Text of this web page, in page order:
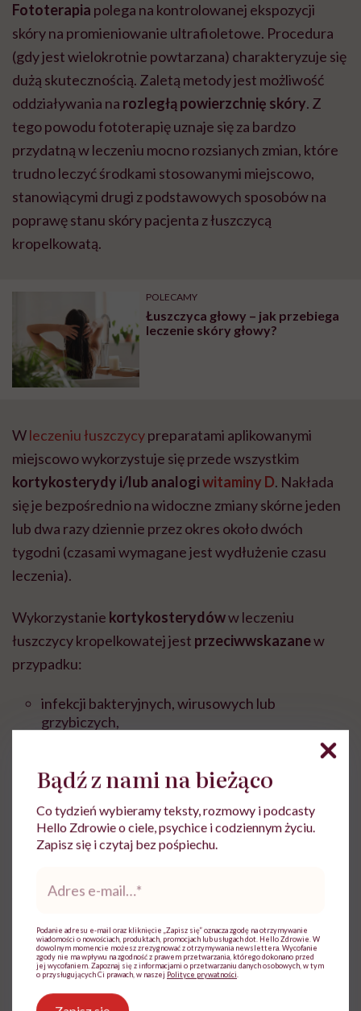
Fototerapia polega na kontrolowanej ekspozycji
skóry na promieniowanie ultrafioletowe. Procedura
(gdy jest wielokrotnie powtarzana) charakteryzuje się
dużą skutecznością. Zaletą metody jest możliwość
oddziaływania na rozległą powierzchnię skóry. Z
tego powodu fototerapię uznaje się za bardzo
przydatną w leczeniu mocno rozsianych zmian, które
trudno leczyć środkami stosowanymi miejscowo,
stanowiącymi drugi z podstawowych sposobów na
poprawę stanu skóry pacjenta z łuszczycą
kropelkowatą.
POLECAMY
Łuszczyca głowy – jak przebiega
leczenie skóry głowy?
Wleczeniu łuszczycypreparatami aplikowanymi
miejscowo wykorzystuje się przede wszystkim
kortykosterydy i/lub analogiwitaminy D. Nakłada
się je bezpośrednio na widoczne zmiany skórne jeden
lub dwa razy dziennie przez okres około dwóch
tygodni (czasami wymagane jest wydłużenie czasu
leczenia).
Wykorzystanie kortykosterydóww leczeniu
łuszczycy kropelkowatej jest przeciwwskazanew
przypadku:
infekcji bakteryjnych, wirusowych lub
grzybiczych,
ciąży,
laktacji.
Rutynoweantybiotykoterapiau pacjentów z
względu na brak dostatecznych danych o jej
skuteczności w leczeniu zmian skórnych. Ten rodzaj
leków stosuje się jednak w przypadkuaktywnej
infekcjipaciorkowcami.
Bądź z nami na bieżąco
Co tydzień wybieramy teksty, rozmowy i podcasty
Hello Zdrowie o ciele, psychice i codziennym życiu.
Zapisz się i czytaj bez pośpiechu.
*
Podanie adresu e-mail oraz kliknięcie „Zapisz się” oznacza zgodę na otrzymywanie
wiadomości o nowościach, produktach, promocjach lub usługach dot. Hello Zdrowie. W
dowolnym momencie możesz zrezygnować z otrzymywania newslettera. Wycofanie
zgody nie ma wpływu na zgodność z prawem przetwarzania, którego dokonano przed
jej wycofaniem. Zapoznaj się z informacjami o przetwarzaniu danych osobowych, w tym
o przysługujących Ci prawach, w naszej Polityce prywatności